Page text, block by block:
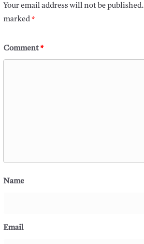
Your email address will not be published.
marked*
Comment*
Name
Email